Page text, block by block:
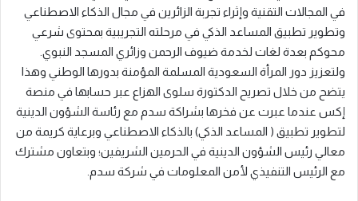
في المجالات التقنية وإثراء تجربة الزائرين في مجال الذكاء الاصطناعي
وتطوير تطبيق المساعد الذكي في مرحلته التجريبية بمحتوى شرعي
محوكم بعدة لغات لخدمة ضيوف الرحمن وزائري المسجد النبوي.
ولتعزيز دور المرأة السعودية المسلمة المؤمنة بدورها الوطني وهذا
يتضح من خلال تصريح الدكتورة سلوى الهزاع عبر حسابها في منصة
إكس عندما عبرت عن فخرها بشراكة سدم مع رئاسة الشؤون الدينية
لتطوير تطبيق ( المساعد الذكي) بالذكاء الاصطناعي وبرعاية كريمة من
معالي رئيس الشؤون الدينية في الحرمين الشريفين؛ وبتعاون مشترك
مع الرئيس التنفيذي لأمن المعلومات في شركة سدم.